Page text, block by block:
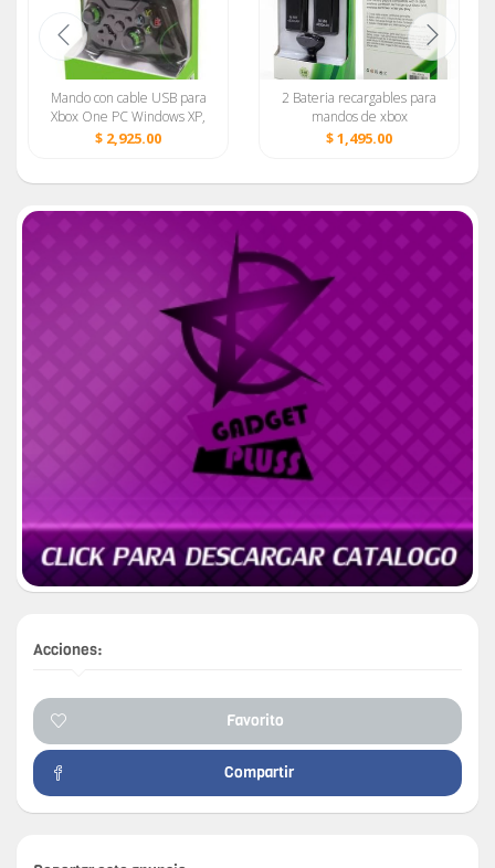
Mando con cable USB para
Xbox One PC Windows XP,
7, 8, 10 Joystick Green Line
$ 2,925.00
2 Bateria recargables para
mandos de xbox
360+cargador videos juegos
$ 1,495.00
Acciones:
Favorito
Compartir